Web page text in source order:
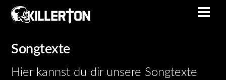
Skip
Songtexte
Hier kannst du dir unsere Songtexte